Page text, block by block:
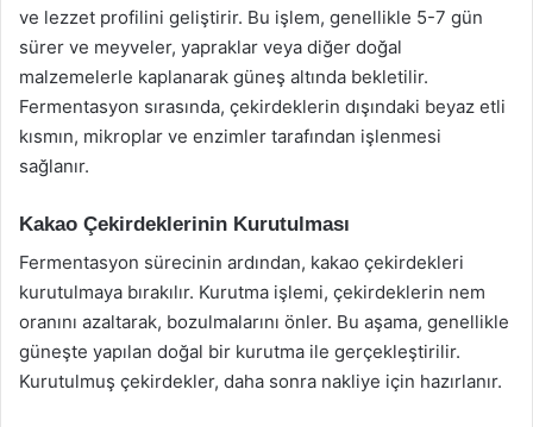
ve lezzet profilini geliştirir. Bu işlem, genellikle 5-7 gün
sürer ve meyveler, yapraklar veya diğer doğal
malzemelerle kaplanarak güneş altında bekletilir.
Fermentasyon sırasında, çekirdeklerin dışındaki beyaz etli
kısmın, mikroplar ve enzimler tarafından işlenmesi
sağlanır.
Kakao Çekirdeklerinin Kurutulması
Fermentasyon sürecinin ardından, kakao çekirdekleri
kurutulmaya bırakılır. Kurutma işlemi, çekirdeklerin nem
oranını azaltarak, bozulmalarını önler. Bu aşama, genellikle
güneşte yapılan doğal bir kurutma ile gerçekleştirilir.
Kurutulmuş çekirdekler, daha sonra nakliye için hazırlanır.